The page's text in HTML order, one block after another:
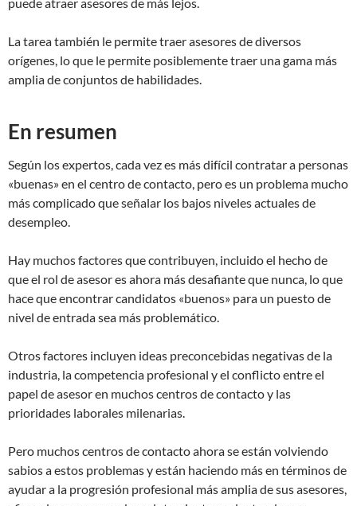
La tarea también le permite traer asesores de diversos
orígenes, lo que le permite posiblemente traer una gama más
amplia de conjuntos de habilidades.
En resumen
Según los expertos, cada vez es más difícil contratar a personas
«buenas» en el centro de contacto, pero es un problema mucho
más complicado que señalar los bajos niveles actuales de
desempleo.
Hay muchos factores que contribuyen, incluido el hecho de
que el rol de asesor es ahora más desafiante que nunca, lo que
hace que encontrar candidatos «buenos» para un puesto de
nivel de entrada sea más problemático.
Otros factores incluyen ideas preconcebidas negativas de la
industria, la competencia profesional y el conflicto entre el
papel de asesor en muchos centros de contacto y las
prioridades laborales milenarias.
Pero muchos centros de contacto ahora se están volviendo
sabios a estos problemas y están haciendo más en términos de
ayudar a la progresión profesional más amplia de sus asesores,